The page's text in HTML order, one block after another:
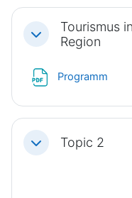
Einklappen
Tourismus
Region
Programm
Einklappen
Topic 2